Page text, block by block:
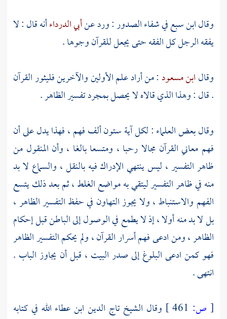
وقالابن سبعفي شفاء الصدور : ورد عنأبي الدرداءأنه قال : لا
يفقه الرجل كل الفقه حتى يجعل للقرآن وجوها .
وقالابن مسعود: من أراد علم الأولين والآخرين فليثور القرآن
. قال : وهذا الذي قالاه لا يحصل بمجرد تفسير الظاهر .
وقال بعض العلماء : لكل آية ستون ألف فهم ، فهذا يدل على أن
فهم معاني القرآن مجالا رحبا ، ومتسعا بالغا ، وأن المنقول من
ظاهر التفسير ، ليس ينتهي الإدراك فيه بالنقل ، والسماع لا بد
منه في ظاهر التفسير ليتقي به مواضع الغلط ، ثم بعد ذلك يتسع
الفهم والاستنباط ، ولا يجوز التهاون في حفظ التفسير الظاهر ،
بل لا بد منه أولا ، إذ لا يطمع في الوصول إلى الباطن قبل إحكام
الظاهر ، ومن ادعى فهم أسرار القرآن ، ولم يحكم التفسير الظاهر
فهو كمن ادعى البلوغ إلى صدر البيت ، قبل أن يجاوز الباب .
انتهى .
[ ص: وقال الشيختاج الدين ابن عطاء الله في كتابه